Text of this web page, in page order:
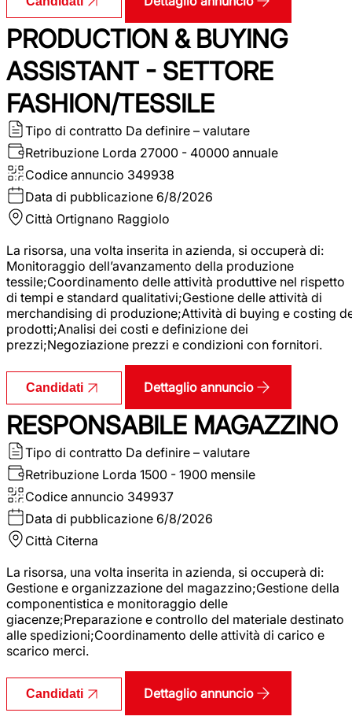
PRODUCTION & BUYING
ASSISTANT - SETTORE
FASHION/TESSILE
Tipo di contratto Da definire – valutare
Retribuzione Lorda 27000 - 40000 annuale
Codice annuncio 349938
Data di pubblicazione 6/8/2026
Città Ortignano Raggiolo
La risorsa, una volta inserita in azienda, si occuperà di:
Monitoraggio dell’avanzamento della produzione
tessile;Coordinamento delle attività produttive nel rispetto
di tempi e standard qualitativi;Gestione delle attività di
merchandising di produzione;Attività di buying e costing
prodotti;Analisi dei costi e definizione dei
prezzi;Negoziazione prezzi e condizioni con fornitori.
Candidati Dettaglio annuncio
RESPONSABILE MAGAZZINO
Tipo di contratto Da definire – valutare
Retribuzione Lorda 1500 - 1900 mensile
Codice annuncio 349937
Data di pubblicazione 6/8/2026
Città Citerna
La risorsa, una volta inserita in azienda, si occuperà di:
Gestione e organizzazione del magazzino;Gestione della
componentistica e monitoraggio delle
giacenze;Preparazione e controllo del materiale destinato
alle spedizioni;Coordinamento delle attività di carico e
scarico merci.
Candidati Dettaglio annuncio